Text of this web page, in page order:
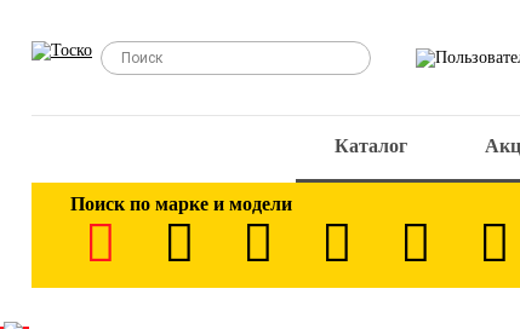
Каталог
Поиск по марке и модели